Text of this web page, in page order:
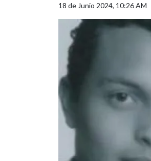
18 de Junio 2024, 10:26 AM